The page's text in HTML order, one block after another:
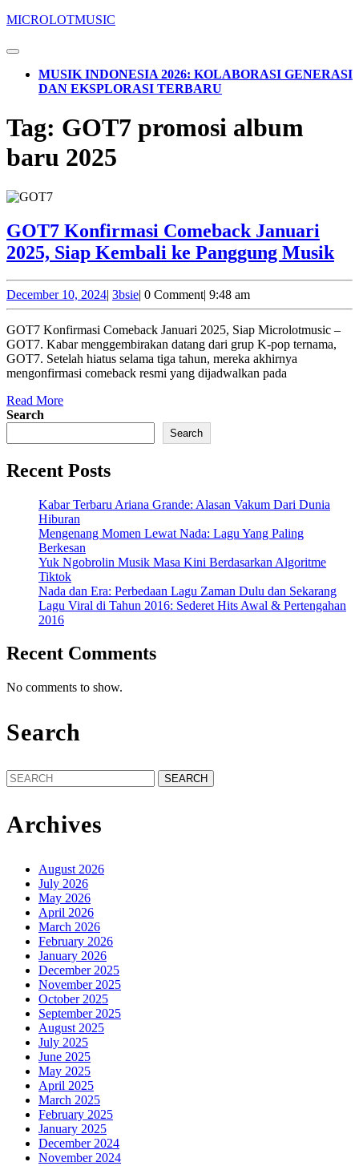
Skip
content
content
MICROLOTMUSIC
Open
ButtonMUSIK INDONESIA 2026: KOLABORASI GENERASI
DAN EKSPLORASI TERBARU
BUTTON
Tag: GOT7 promosi album
baru 2025
GOT7 Konfirmasi Comeback Januari
2025, Siap Kembali ke Panggung Musik
December 10, 2024December
10,
2024
| 3bsie3bsie
| 0 Comment| 9:48 am
GOT7 Konfirmasi Comeback Januari 2025, Siap Microlotmusic –
GOT7. Kabar menggembirakan datang dari grup K-pop ternama,
GOT7. Setelah hiatus selama tiga tahun, mereka akhirnya
mengonfirmasi comeback resmi yang dijadwalkan pada
Read MoreRead
Search
Search
Recent Posts
Kabar Terbaru Ariana Grande: Alasan Vakum Dari Dunia
Hiburan
Mengenang Momen Lewat Nada: Lagu Yang Paling
Berkesan
Yuk Ngobrolin Musik Masa Kini Berdasarkan Algoritme
Tiktok
Nada dan Era: Perbedaan Lagu Zaman Dulu dan Sekarang
Lagu Viral di Tahun 2016: Sederet Hits Awal & Pertengahan
2016
Recent Comments
No comments to show.
Search
Search
for:
Archives
August 2026
July 2026
May 2026
April 2026
March 2026
February 2026
January 2026
December 2025
November 2025
October 2025
September 2025
August 2025
July 2025
June 2025
May 2025
April 2025
March 2025
February 2025
January 2025
December 2024
November 2024